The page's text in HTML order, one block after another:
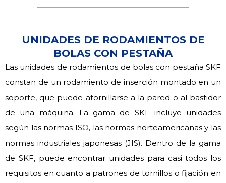
UNIDADES DE RODAMIENTOS DE
BOLAS CON PESTAÑA
Las unidades de rodamientos de bolas con pestaña SKF
constan de un rodamiento de inserción montado en un
soporte, que puede atornillarse a la pared o al bastidor
de una máquina. La gama de SKF incluye unidades
según las normas ISO, las normas norteamericanas y las
normas industriales japonesas (JIS). Dentro de la gama
de SKF, puede encontrar unidades para casi todos los
requisitos en cuanto a patrones de tornillos o fijación en